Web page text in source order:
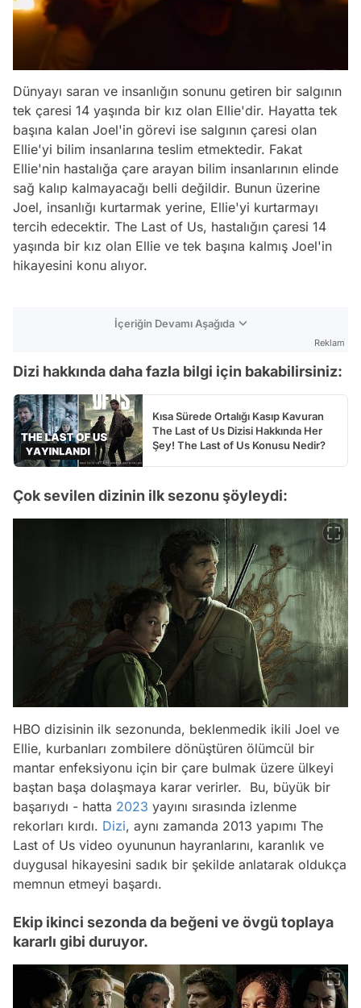
Dünyayı saran ve insanlığın sonunu getiren bir salgının
tek çaresi 14 yaşında bir kız olan Ellie'dir. Hayatta tek
başına kalan Joel'in görevi ise salgının çaresi olan
Ellie'yi bilim insanlarına teslim etmektedir. Fakat
Ellie'nin hastalığa çare arayan bilim insanlarının elinde
sağ kalıp kalmayacağı belli değildir. Bunun üzerine
Joel, insanlığı kurtarmak yerine, Ellie'yi kurtarmayı
tercih edecektir. The Last of Us, hastalığın çaresi 14
yaşında bir kız olan Ellie ve tek başına kalmış Joel'in
hikayesini konu alıyor.
İçeriğin Devamı Aşağıda
Reklam
Dizi hakkında daha fazla bilgi için bakabilirsiniz:
Kısa Sürede Ortalığı Kasıp Kavuran
The Last of Us Dizisi Hakkında Her
Şey! The Last of Us Konusu Nedir?
Çok sevilen dizinin ilk sezonu şöyleydi:
HBO dizisinin ilk sezonunda, beklenmedik ikili Joel ve
Ellie, kurbanları zombilere dönüştüren ölümcül bir
mantar enfeksiyonu için bir çare bulmak üzere ülkeyi
baştan başa dolaşmaya karar verirler. Bu, büyük bir
başarıydı - hatta 2023 yayını sırasında izlenme
rekorları kırdı. Dizi, aynı zamanda 2013 yapımı The
Last of Us video oyununun hayranlarını, karanlık ve
duygusal hikayesini sadık bir şekilde anlatarak oldukça
memnun etmeyi başardı.
Ekip ikinci sezonda da beğeni ve övgü toplaya
kararlı gibi duruyor.